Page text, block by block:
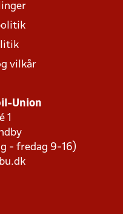
vilkår
Union
1
- fredag 9-16)